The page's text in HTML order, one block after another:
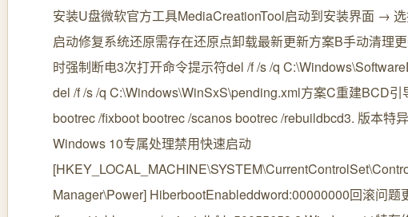
安装U盘微软官方工具MediaCreationTool启动到安装界面 →
启动修复系统还原需存在还原点卸载最新更新方案B手动清理
时强制断电3次打开命令提示符del /f /s /q
del /f /s /q C:\Windows\WinSxS\pending.xml方案C重建BCD引
bootrec /fixboot bootrec /scanos bootrec /rebuildbcd3. 版本特
Windows 10专属处理禁用快速启动
Manager\Power] HiberbootEnableddword:00000000回滚问题